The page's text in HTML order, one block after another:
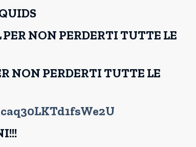
NON PERDERTI TUTTE LE
NON PERDERTI TUTTE LE